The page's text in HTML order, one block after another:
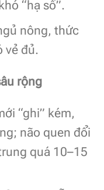
“hạ số”.
nông, thức
vẻ đủ.
rộng
“ghi” kém,
não quen đổi
quá 10–15